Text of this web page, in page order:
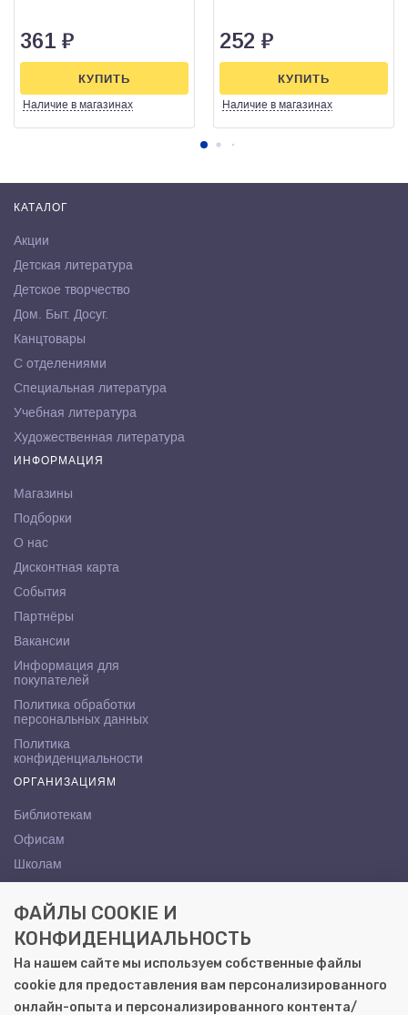
361 ₽
Наличие в магазинах
КУПИТЬ
252 ₽
Наличие в магазинах
КУПИТЬ
КАТАЛОГ
Акции
Детская литература
Детское творчество
Дом. Быт. Досуг.
Канцтовары
С отделениями
Специальная литература
Учебная литература
Художественная литература
ИНФОРМАЦИЯ
Магазины
Подборки
О нас
Дисконтная карта
События
Партнёры
Вакансии
Информация для
покупателей
Политика обработки
персональных данных
Политика
конфиденциальности
ОРГАНИЗАЦИЯМ
Библиотекам
Офисам
Школам
КОНТАКТЫ
Саратов, ул. Осипова, 10А
+7 (8452) 72-65-65
gemera@moya-kniga.ru
ФАЙЛЫ COOKIE И
КОНФИДЕНЦИАЛЬНОСТЬ
На нашем сайте мы используем собственные файлы
cookie для предоставления вам персонализированного
онлайн-опыта и персонализированного контента/